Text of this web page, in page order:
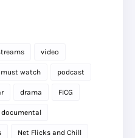
video
must watch podcast
drama FICG
documental
Net Flicks and Chill